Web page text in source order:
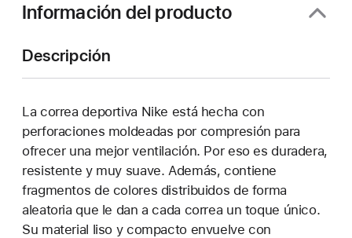
Información del producto
Descripción
La correa deportiva Nike está hecha con
perforaciones moldeadas por compresión para
ofrecer una mejor ventilación. Por eso es duradera,
resistente y muy suave. Además, contiene
fragmentos de colores distribuidos de forma
aleatoria que le dan a cada correa un toque único.
Su material liso y compacto envuelve con